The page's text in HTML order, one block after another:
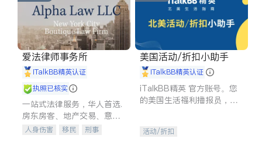
爱法律师事务所
iTalkBB精英认证
执照已核实
一站式法律服务，华人首选.
房东房客、地产交易、意外
伤害、车祸重伤、商业诉
人身伤害 移民
刑事
美国活动/折扣小助手
iTalkBB精英认证
iTalkBB精英 官方账号。您
的美国生活福利播报员，精
专属福利。
活动/折扣